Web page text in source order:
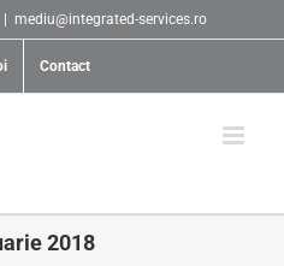
mediu@integrated-services.ro
Contact
2018